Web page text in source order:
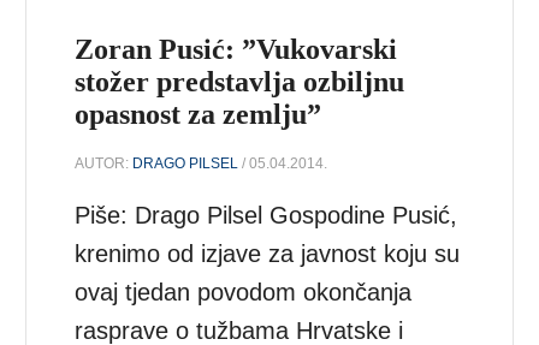
Zoran Pusić: ”Vukovarski
stožer predstavlja ozbiljnu
opasnost za zemlju”
AUTOR: DRAGO PILSEL / 05.04.2014.
Piše: Drago Pilsel Gospodine Pusić,
krenimo od izjave za javnost koju su
ovaj tjedan povodom okončanja
rasprave o tužbama Hrvatske i